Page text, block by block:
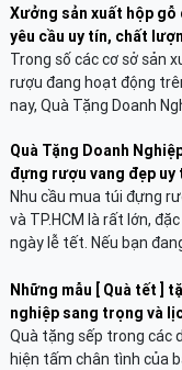
Xưởng sản xuất hộp
yêu cầu uy tín, chất
Trong số các cơ sở sản
rượu đang hoạt động
nay, Quà Tặng Doanh
Với hơn 10 năm kinh
công ty chúng tôi cam
những sản phẩm tốt
sóc khách hàng chuyên
Quà Tặng Doanh
đựng rượu vang đẹp uy
Nhu cầu mua túi đựng
và TP.HCM là rất lớn,
ngày lễ tết. Nếu bạn
tại Hà Nội và TP. HCM
khảo qua phần nội dung
Những mẫu [ Quà tết ]
nghiệp sang trọng và
Quà tặng sếp trong các
hiện tấm chân tình của